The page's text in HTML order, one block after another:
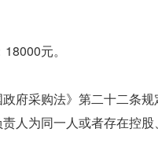
18000元。
政府采购法》第二十二
人为同一人或者存在控